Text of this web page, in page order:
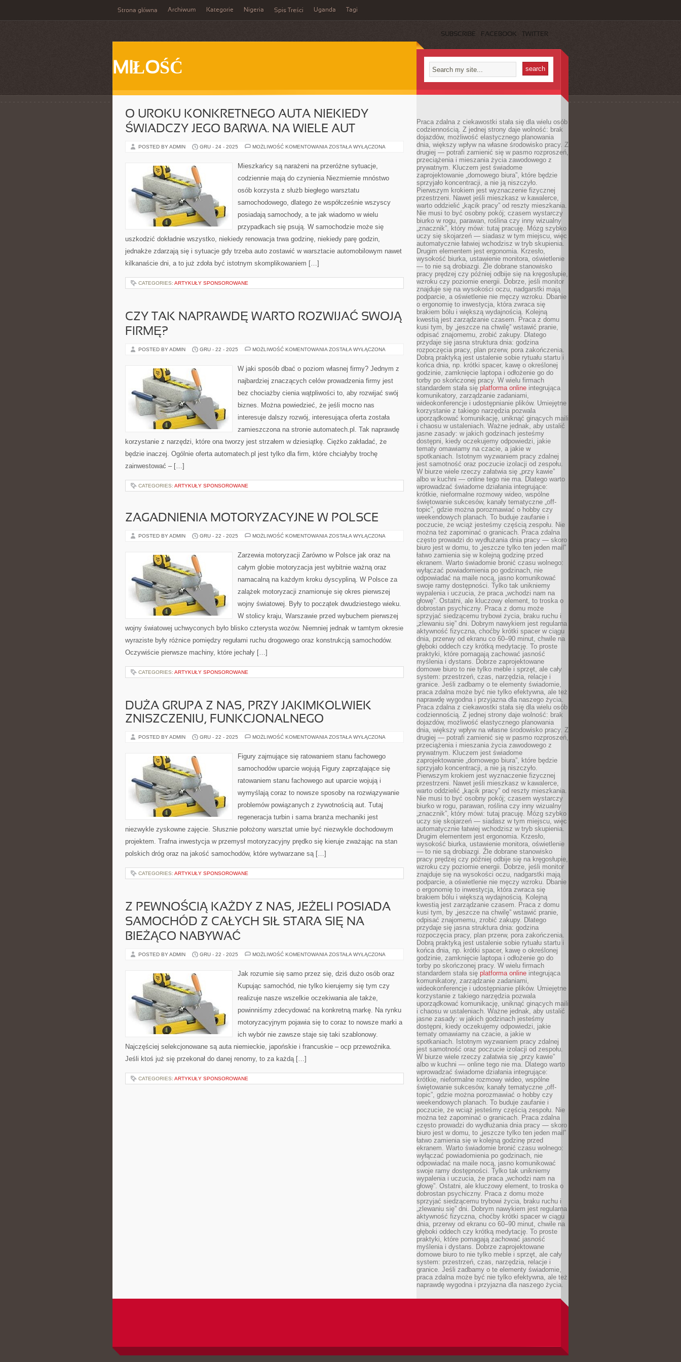
Strona główna Archiwum Kategorie Nigeria Spis Treści Uganda Tagi
SUBSCRIBE FACEBOOK TWITTER
MIŁOŚĆ
O UROKU KONKRETNEGO AUTA NIEKIEDY
ŚWIADCZY JEGO BARWA. NA WIELE AUT
POSTED BY ADMIN GRU - 24 - 2025 MOŻLIWOŚĆ KOMENTOWANIA O
AUTA
NIEKIEDY
JEGO
NA
AUT
ZOSTAŁA WYŁĄCZONA
Mieszkańcy są narażeni na przeróżne sytuacje,
codziennie mają do czynienia Niezmiernie mnóstwo
osób korzysta z służb biegłego warsztatu
samochodowego, dlatego że współcześnie wszyscy
posiadają samochody, a te jak wiadomo w wielu
przypadkach się psują. W samochodzie może się
uszkodzić dokładnie wszystko, niekiedy renowacja trwa godzinę, niekiedy parę godzin,
jednakże zdarzają się i sytuacje gdy trzeba auto zostawić w warsztacie automobilowym nawet
kilkanaście dni, a to już zdoła być istotnym skomplikowaniem […]
CATEGORIES: ARTYKUŁY SPONSOROWANE
CZY TAK NAPRAWDĘ WARTO ROZWIJAĆ SWOJĄ
FIRMĘ?
POSTED BY ADMIN GRU - 22 - 2025 MOŻLIWOŚĆ KOMENTOWANIA CZY
WARTO
ROZWIJAĆ
FIRMĘ?
ZOSTAŁA WYŁĄCZONA
W jaki sposób dbać o poziom własnej firmy? Jednym z
najbardziej znaczących celów prowadzenia firmy jest
bez chociażby cienia wątpliwości to, aby rozwijać swój
biznes. Można powiedzieć, że jeśli mocno nas
interesuje dalszy rozwój, interesująca oferta została
zamieszczona na stronie automatech.pl. Tak naprawdę
korzystanie z narzędzi, które ona tworzy jest strzałem w dziesiątkę. Ciężko zakładać, że
będzie inaczej. Ogólnie oferta automatech.pl jest tylko dla firm, które chciałyby trochę
zainwestować – […]
CATEGORIES: ARTYKUŁY SPONSOROWANE
ZAGADNIENIA MOTORYZACYJNE W POLSCE
POSTED BY ADMIN GRU - 22 - 2025 MOŻLIWOŚĆ KOMENTOWANIA ZAGADNIENIA
POLSCE
ZOSTAŁA WYŁĄCZONA
Zarzewia motoryzacji Zarówno w Polsce jak oraz na
całym globie motoryzacja jest wybitnie ważną oraz
namacalną na każdym kroku dyscypliną. W Polsce za
zalążek motoryzacji znamionuje się okres pierwszej
wojny światowej. Były to początek dwudziestego wieku.
W stolicy kraju, Warszawie przed wybuchem pierwszej
wojny światowej uchwyconych było blisko czterysta wozów. Niemniej jednak w tamtym okresie
wyraziste były różnice pomiędzy regułami ruchu drogowego oraz konstrukcją samochodów.
Oczywiście pierwsze machiny, które jechały […]
CATEGORIES: ARTYKUŁY SPONSOROWANE
DUŻA GRUPA Z NAS, PRZY JAKIMKOLWIEK
ZNISZCZENIU, FUNKCJONALNEGO
POSTED BY ADMIN GRU - 22 - 2025 MOŻLIWOŚĆ KOMENTOWANIA DUŻA
NAS,
PRZY
ZNISZCZENIU,
ZOSTAŁA WYŁĄCZONA
Figury zajmujące się ratowaniem stanu fachowego
samochodów uparcie wojują Figury zaprzątające się
ratowaniem stanu fachowego aut uparcie wojują i
wymyślają coraz to nowsze sposoby na rozwiązywanie
problemów powiązanych z żywotnością aut. Tutaj
regeneracja turbin i sama branża mechaniki jest
niezwykle zyskowne zajęcie. Słusznie położony warsztat umie być niezwykle dochodowym
projektem. Trafna inwestycja w przemysł motoryzacyjny prędko się kieruje zważając na stan
polskich dróg oraz na jakość samochodów, które wytwarzane są […]
CATEGORIES: ARTYKUŁY SPONSOROWANE
Z PEWNOŚCIĄ KAŻDY Z NAS, JEŻELI POSIADA
SAMOCHÓD Z CAŁYCH SIŁ STARA SIĘ NA
BIEŻĄCO NABYWAĆ
POSTED BY ADMIN GRU - 22 - 2025 MOŻLIWOŚĆ KOMENTOWANIA Z
NAS,
POSIADA
Z
SIŁ
SIĘ
NA
BIEŻĄCO
NABYWAĆ
ZOSTAŁA WYŁĄCZONA
Jak rozumie się samo przez się, dziś dużo osób oraz
Kupując samochód, nie tylko kierujemy się tym czy
realizuje nasze wszelkie oczekiwania ale także,
powinniśmy zdecydować na konkretną markę. Na rynku
motoryzacyjnym pojawia się to coraz to nowsze marki a
ich wybór nie zawsze staje się taki szablonowy.
Najczęściej selekcjonowane są auta niemieckie, japońskie i francuskie – ocp przewoźnika.
Jeśli ktoś już się przekonał do danej renomy, to za każdą […]
CATEGORIES: ARTYKUŁY SPONSOROWANE
Praca zdalna z ciekawostki stała się dla wielu osób
codziennością. Z jednej strony daje wolność: brak
dojazdów, możliwość elastycznego planowania
dnia, większy wpływ na własne środowisko pracy. Z
drugiej — potrafi zamienić się w pasmo rozproszeń,
przeciążenia i mieszania życia zawodowego z
prywatnym. Kluczem jest świadome
zaprojektowanie „domowego biura”, które będzie
sprzyjało koncentracji, a nie ją niszczyło.
Pierwszym krokiem jest wyznaczenie fizycznej
przestrzeni. Nawet jeśli mieszkasz w kawalerce,
warto oddzielić „kącik pracy” od reszty mieszkania.
Nie musi to być osobny pokój; czasem wystarczy
biurko w rogu, parawan, roślina czy inny wizualny
„znacznik”, który mówi: tutaj pracuję. Mózg szybko
uczy się skojarzeń — siadasz w tym miejscu, więc
automatycznie łatwiej wchodzisz w tryb skupienia.
Drugim elementem jest ergonomia. Krzesło,
wysokość biurka, ustawienie monitora, oświetlenie
— to nie są drobiazgi. Źle dobrane stanowisko
pracy prędzej czy później odbije się na kręgosłupie,
wzroku czy poziomie energii. Dobrze, jeśli monitor
znajduje się na wysokości oczu, nadgarstki mają
podparcie, a oświetlenie nie męczy wzroku. Dbanie
o ergonomię to inwestycja, która zwraca się
brakiem bólu i większą wydajnością. Kolejną
kwestią jest zarządzanie czasem. Praca z domu
kusi tym, by „jeszcze na chwilę” wstawić pranie,
odpisać znajomemu, zrobić zakupy. Dlatego
przydaje się jasna struktura dnia: godzina
rozpoczęcia pracy, plan przerw, pora zakończenia.
Dobrą praktyką jest ustalenie sobie rytuału startu i
końca dnia, np. krótki spacer, kawę o określonej
godzinie, zamknięcie laptopa i odłożenie go do
torby po skończonej pracy. W wielu firmach
standardem stała się platforma online integrująca
komunikatory, zarządzanie zadaniami,
wideokonferencje i udostępnianie plików. Umiejętne
korzystanie z takiego narzędzia pozwala
uporządkować komunikację, uniknąć ginących maili
i chaosu w ustaleniach. Ważne jednak, aby ustalić
jasne zasady: w jakich godzinach jesteśmy
dostępni, kiedy oczekujemy odpowiedzi, jakie
tematy omawiamy na czacie, a jakie w
spotkaniach. Istotnym wyzwaniem pracy zdalnej
jest samotność oraz poczucie izolacji od zespołu.
W biurze wiele rzeczy załatwia się „przy kawie”
albo w kuchni — online tego nie ma. Dlatego warto
wprowadzać świadome działania integrujące:
krótkie, nieformalne rozmowy wideo, wspólne
świętowanie sukcesów, kanały tematyczne „off-
topic”, gdzie można porozmawiać o hobby czy
weekendowych planach. To buduje zaufanie i
poczucie, że wciąż jesteśmy częścią zespołu. Nie
można też zapominać o granicach. Praca zdalna
często prowadzi do wydłużania dnia pracy — skoro
biuro jest w domu, to „jeszcze tylko ten jeden mail”
łatwo zamienia się w kolejną godzinę przed
ekranem. Warto świadomie bronić czasu wolnego:
wyłączać powiadomienia po godzinach, nie
odpowiadać na maile nocą, jasno komunikować
swoje ramy dostępności. Tylko tak unikniemy
wypalenia i uczucia, że praca „wchodzi nam na
głowę”. Ostatni, ale kluczowy element, to troska o
dobrostan psychiczny. Praca z domu może
sprzyjać siedzącemu trybowi życia, braku ruchu i
„zlewaniu się” dni. Dobrym nawykiem jest regularna
aktywność fizyczna, choćby krótki spacer w ciągu
dnia, przerwy od ekranu co 60–90 minut, chwile na
głęboki oddech czy krótką medytację. To proste
praktyki, które pomagają zachować jasność
myślenia i dystans. Dobrze zaprojektowane
domowe biuro to nie tylko meble i sprzęt, ale cały
system: przestrzeń, czas, narzędzia, relacje i
granice. Jeśli zadbamy o te elementy świadomie,
praca zdalna może być nie tylko efektywna, ale też
naprawdę wygodna i przyjazna dla naszego życia.
Praca zdalna z ciekawostki stała się dla wielu osób
codziennością. Z jednej strony daje wolność: brak
dojazdów, możliwość elastycznego planowania
dnia, większy wpływ na własne środowisko pracy. Z
drugiej — potrafi zamienić się w pasmo rozproszeń,
przeciążenia i mieszania życia zawodowego z
prywatnym. Kluczem jest świadome
zaprojektowanie „domowego biura”, które będzie
sprzyjało koncentracji, a nie ją niszczyło.
Pierwszym krokiem jest wyznaczenie fizycznej
przestrzeni. Nawet jeśli mieszkasz w kawalerce,
warto oddzielić „kącik pracy” od reszty mieszkania.
Nie musi to być osobny pokój; czasem wystarczy
biurko w rogu, parawan, roślina czy inny wizualny
„znacznik”, który mówi: tutaj pracuję. Mózg szybko
uczy się skojarzeń — siadasz w tym miejscu, więc
automatycznie łatwiej wchodzisz w tryb skupienia.
Drugim elementem jest ergonomia. Krzesło,
wysokość biurka, ustawienie monitora, oświetlenie
— to nie są drobiazgi. Źle dobrane stanowisko
pracy prędzej czy później odbije się na kręgosłupie,
wzroku czy poziomie energii. Dobrze, jeśli monitor
znajduje się na wysokości oczu, nadgarstki mają
podparcie, a oświetlenie nie męczy wzroku. Dbanie
o ergonomię to inwestycja, która zwraca się
brakiem bólu i większą wydajnością. Kolejną
kwestią jest zarządzanie czasem. Praca z domu
kusi tym, by „jeszcze na chwilę” wstawić pranie,
odpisać znajomemu, zrobić zakupy. Dlatego
przydaje się jasna struktura dnia: godzina
rozpoczęcia pracy, plan przerw, pora zakończenia.
Dobrą praktyką jest ustalenie sobie rytuału startu i
końca dnia, np. krótki spacer, kawę o określonej
godzinie, zamknięcie laptopa i odłożenie go do
torby po skończonej pracy. W wielu firmach
standardem stała się platforma online integrująca
komunikatory, zarządzanie zadaniami,
wideokonferencje i udostępnianie plików. Umiejętne
korzystanie z takiego narzędzia pozwala
uporządkować komunikację, uniknąć ginących maili
i chaosu w ustaleniach. Ważne jednak, aby ustalić
jasne zasady: w jakich godzinach jesteśmy
dostępni, kiedy oczekujemy odpowiedzi, jakie
tematy omawiamy na czacie, a jakie w
spotkaniach. Istotnym wyzwaniem pracy zdalnej
jest samotność oraz poczucie izolacji od zespołu.
W biurze wiele rzeczy załatwia się „przy kawie”
albo w kuchni — online tego nie ma. Dlatego warto
wprowadzać świadome działania integrujące:
krótkie, nieformalne rozmowy wideo, wspólne
świętowanie sukcesów, kanały tematyczne „off-
topic”, gdzie można porozmawiać o hobby czy
weekendowych planach. To buduje zaufanie i
poczucie, że wciąż jesteśmy częścią zespołu. Nie
można też zapominać o granicach. Praca zdalna
często prowadzi do wydłużania dnia pracy — skoro
biuro jest w domu, to „jeszcze tylko ten jeden mail”
łatwo zamienia się w kolejną godzinę przed
ekranem. Warto świadomie bronić czasu wolnego:
wyłączać powiadomienia po godzinach, nie
odpowiadać na maile nocą, jasno komunikować
swoje ramy dostępności. Tylko tak unikniemy
wypalenia i uczucia, że praca „wchodzi nam na
głowę”. Ostatni, ale kluczowy element, to troska o
dobrostan psychiczny. Praca z domu może
sprzyjać siedzącemu trybowi życia, braku ruchu i
„zlewaniu się” dni. Dobrym nawykiem jest regularna
aktywność fizyczna, choćby krótki spacer w ciągu
dnia, przerwy od ekranu co 60–90 minut, chwile na
głęboki oddech czy krótką medytację. To proste
praktyki, które pomagają zachować jasność
myślenia i dystans. Dobrze zaprojektowane
domowe biuro to nie tylko meble i sprzęt, ale cały
system: przestrzeń, czas, narzędzia, relacje i
granice. Jeśli zadbamy o te elementy świadomie,
praca zdalna może być nie tylko efektywna, ale też
naprawdę wygodna i przyjazna dla naszego życia.